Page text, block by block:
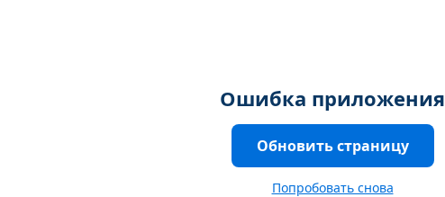
Ошибка приложения
Обновить страницу
Попробовать снова